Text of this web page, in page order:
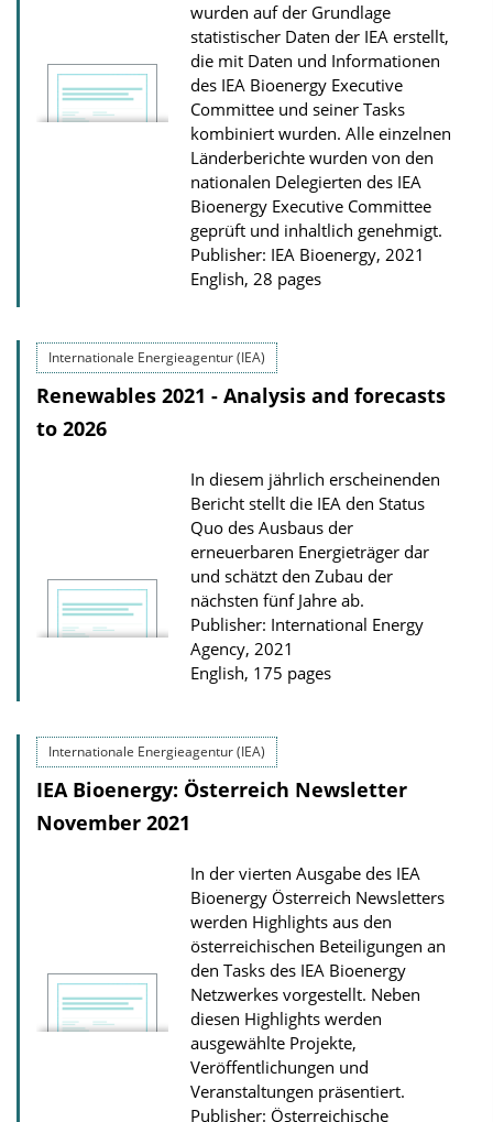
D
o
w
n
l
o
a
d
s
wurden auf der Grundlage
statistischer Daten der IEA erstellt,
die mit Daten und Informationen
des IEA Bioenergy Executive
Committee und seiner Tasks
kombiniert wurden. Alle einzelnen
Länderberichte wurden von den
nationalen Delegierten des IEA
Bioenergy Executive Committee
geprüft und inhaltlich genehmigt.
Publisher: IEA Bioenergy, 2021
English, 28 pages
Internationale Energieagentur (IEA)
Renewables 2021 - Analysis and forecasts
to 2026
In diesem jährlich erscheinenden
Bericht stellt die IEA den Status
Quo des Ausbaus der
erneuerbaren Energieträger dar
und schätzt den Zubau der
nächsten fünf Jahre ab.
Publisher: International Energy
Agency, 2021
English, 175 pages
Internationale Energieagentur (IEA)
IEA Bioenergy: Österreich Newsletter
November 2021
In der vierten Ausgabe des IEA
Bioenergy Österreich Newsletters
werden Highlights aus den
österreichischen Beteiligungen an
den Tasks des IEA Bioenergy
Netzwerkes vorgestellt. Neben
diesen Highlights werden
ausgewählte Projekte,
Veröffentlichungen und
Veranstaltungen präsentiert.
Publisher: Österreichische